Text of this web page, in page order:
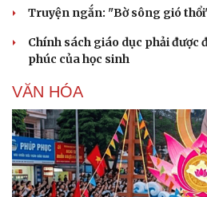
Sức khỏe
Dinh dưỡng - món ngon
Sản phụ khoa
Nhi khoa
Nam khoa
Làm đẹp - giảm cân
Phòng mạch online
Truyện ngắn: "Bờ sông gió
Chính sách giáo dục phải được
phúc của học sinh
VĂN HÓA